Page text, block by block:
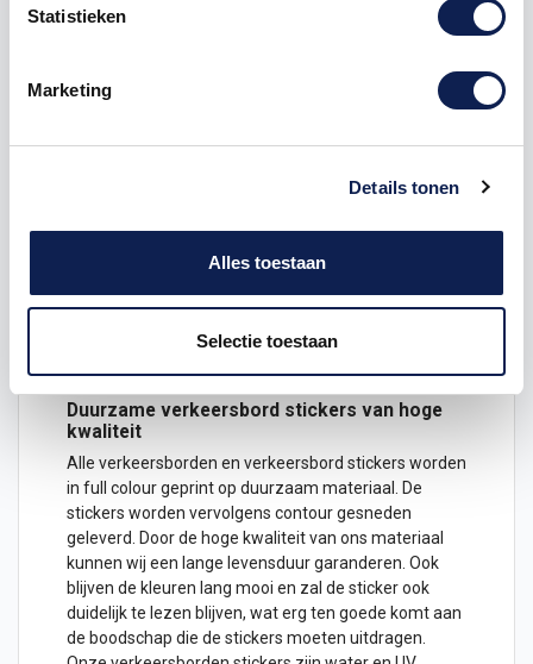
Statistieken
Marketing
Details tonen
Alles toestaan
Selectie toestaan
Stickermaster
80 cm
: Deze verkeersborden zijnNIET
(geen klasse III verkeersborden)
Duurzame verkeersbord stickers van hoge
kwaliteit
Alle verkeersborden en verkeersbord stickers worden
in full colour geprint op duurzaam materiaal. De
stickers worden vervolgens contour gesneden
geleverd. Door de hoge kwaliteit van ons materiaal
kunnen wij een lange levensduur garanderen. Ook
blijven de kleuren lang mooi en zal de sticker ook
duidelijk te lezen blijven, wat erg ten goede komt aan
de boodschap die de stickers moeten uitdragen.